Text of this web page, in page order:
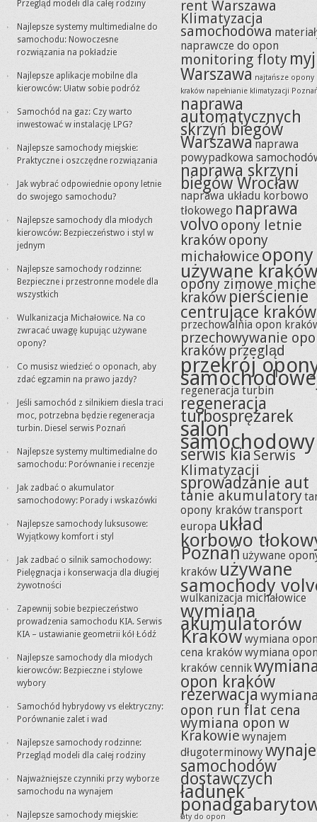
Przegląd modeli dla całej rodziny
Najlepsze systemy multimedialne do
samochodu: Nowoczesne
rozwiązania na pokładzie
Najlepsze aplikacje mobilne dla
kierowców: Ułatw sobie podróż
Samochód na gaz: Czy warto
inwestować w instalację LPG?
Najlepsze samochody miejskie:
Praktyczne i oszczędne rozwiązania
Jak wybrać odpowiednie opony letnie
do swojego samochodu?
Najlepsze samochody dla młodych
kierowców: Bezpieczeństwo i styl w
jednym
Najlepsze samochody rodzinne:
Bezpieczne i przestronne modele dla
wszystkich
Wulkanizacja Michałowice. Na co
zwracać uwagę kupując używane
opony?
Co musisz wiedzieć o oponach, aby
zdać egzamin na prawo jazdy?
Jeśli samochód z silnikiem diesla traci
moc, potrzebna będzie regeneracja
turbin. Diesel serwis Poznań
Najlepsze systemy multimedialne do
samochodu: Porównanie i recenzje
Jak zadbać o akumulator
samochodowy: Porady i wskazówki
Najlepsze samochody luksusowe:
Wyjątkowy komfort i styl
Jak zadbać o silnik samochodowy:
Pielęgnacja i konserwacja dla długiej
żywotności
Zapewnij sobie bezpieczeństwo
prowadzenia samochodu KIA. Serwis
KIA – ustawianie geometrii kół Łódź
Najlepsze samochody dla młodych
kierowców: Bezpieczne i stylowe
wybory
Samochód hybrydowy vs elektryczny:
Porównanie zalet i wad
Najlepsze samochody rodzinne:
Przegląd modeli dla całej rodziny
Najważniejsze czynniki przy wyborze
samochodu na wynajem
Najlepsze samochody miejskie:
rent Warszawa
Klimatyzacja
samochodowa
naprawcze do opon
monitoring floty
Warszawa najtańsze opony
kraków napełnianie klimatyzacji
naprawa
automatycznych
skrzyń biegów
Warszawa naprawa
powypadkowa
naprawa skrzyni
biegów Wrocław
naprawa układu korbowo
tłokowego naprawa
volvoopony letnie
krakówopony
michałowiceopony
używane
opony zimowe
kraków pierścienie
centrujące kraków
przechowalnia opon
przechowywanie
kraków przegląd
przekrój
regeneracja turbin
regeneracja
turbosprężarek
salon
samochodowy
serwis kiaSerwis
Klimatyzacji
sprowadzanie aut
tanie akumulatory
opony krakówtransport
europa układ
korbowo
Poznań używane
kraków używane
samochody
wulkanizacja michałowice
wymiana
akumulatorów
Krakówwymiana
cena krakówwymiana
kraków cennik
opon kraków
rezerwacja
opon run flat cena
wymiana opon w
Krakowiewynajem
długoterminowy
samochodów
dostawczych
ładunek
łaty do opon